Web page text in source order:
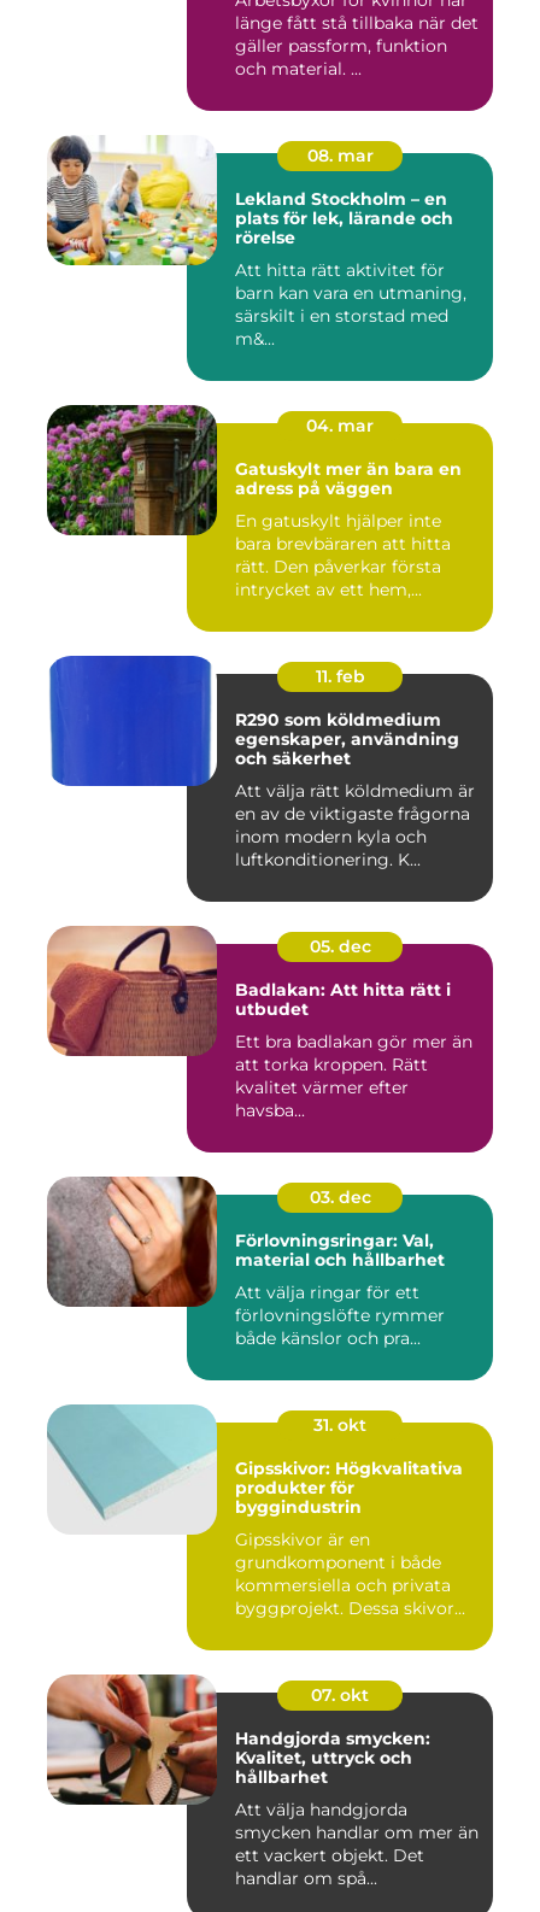
länge fått stå tillbaka när det
gäller passform, funktion
och material. ...
08. mar
Lekland Stockholm – en
plats för lek, lärande och
rörelse
Att hitta rätt aktivitet för
barn kan vara en utmaning,
särskilt i en storstad med
m&...
04. mar
Gatuskylt mer än bara en
adress på väggen
En gatuskylt hjälper inte
bara brevbäraren att hitta
rätt. Den påverkar första
intrycket av ett hem,...
11. feb
R290 som köldmedium
egenskaper, användning
och säkerhet
Att välja rätt köldmedium är
en av de viktigaste frågorna
inom modern kyla och
luftkonditionering. K...
05. dec
Badlakan: Att hitta rätt i
utbudet
Ett bra badlakan gör mer än
att torka kroppen. Rätt
kvalitet värmer efter
havsba...
03. dec
Förlovningsringar: Val,
material och hållbarhet
Att välja ringar för ett
förlovningslöfte rymmer
både känslor och pra...
31. okt
Gipsskivor: Högkvalitativa
produkter för
byggindustrin
Gipsskivor är en
grundkomponent i både
kommersiella och privata
byggprojekt. Dessa skivor...
07. okt
Handgjorda smycken:
Kvalitet, uttryck och
hållbarhet
Att välja handgjorda
smycken handlar om mer än
ett vackert objekt. Det
handlar om spå...